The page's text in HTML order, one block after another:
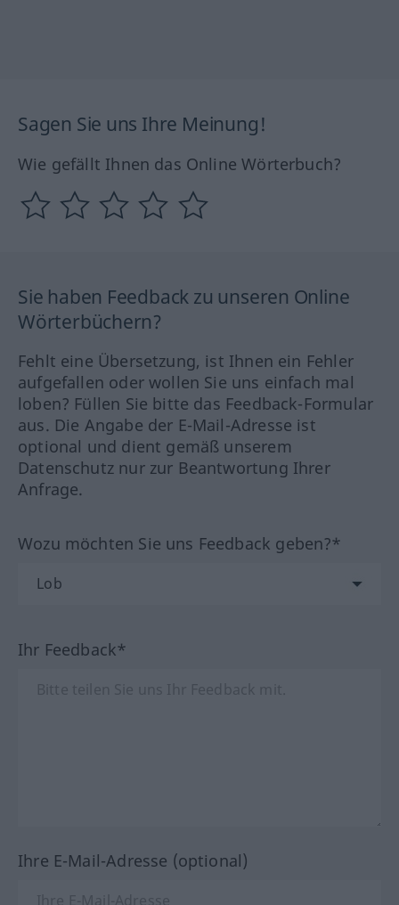
Sagen Sie uns Ihre Meinung!
Wie gefällt Ihnen das Online Wörterbuch?
Sie haben Feedback zu unseren Online
Wörterbüchern?
Fehlt eine Übersetzung, ist Ihnen ein Fehler
aufgefallen oder wollen Sie uns einfach mal
loben? Füllen Sie bitte das Feedback-Formular
aus. Die Angabe der E-Mail-Adresse ist
optional und dient gemäß unserem
Datenschutz nur zur Beantwortung Ihrer
Anfrage.
Wozu möchten Sie uns Feedback geben?*
Ihr Feedback*
Ihre E-Mail-Adresse (optional)